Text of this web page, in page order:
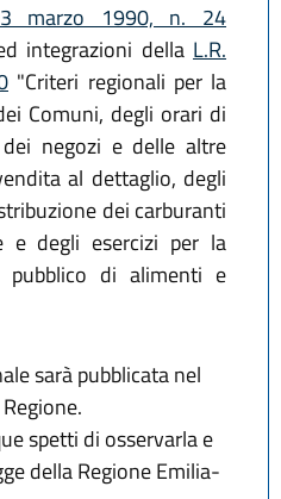
marzo 1990, n. 24
integrazioni della L.R.
"Criteri regionali per la
Comuni, degli orari di
negozi e delle altre
al dettaglio, degli
dei carburanti
e degli esercizi per la
pubblico di alimenti e
sarà pubblicata nel
spetti di osservarla e
della Regione Emilia-